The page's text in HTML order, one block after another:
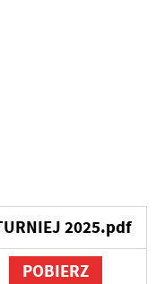
2025.pdf
POBIERZ